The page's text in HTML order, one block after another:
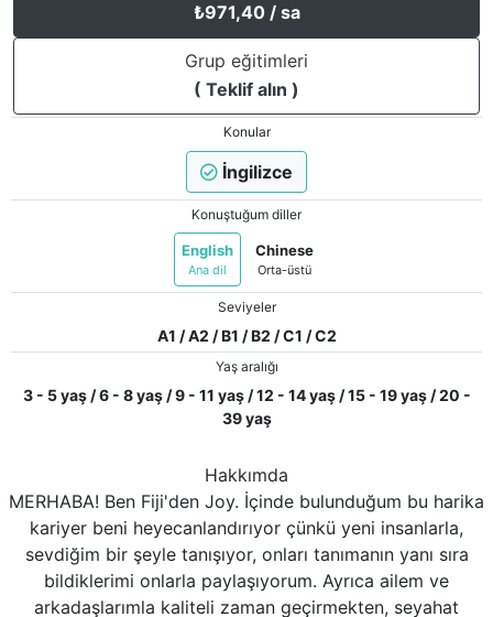
₺971,40/ sa
Grup eğitimleri
( Teklif alın )
Konular
İngilizce
Konuştuğum diller
English
Ana dil
Chinese
Orta-üstü
Seviyeler
A1 / A2 / B1 / B2 / C1 / C2
Yaş aralığı
3 - 5 yaş / 6 - 8 yaş / 9 - 11 yaş / 12 - 14 yaş / 15 - 19 yaş / 20 -
39 yaş
Hakkımda
MERHABA! Ben Fiji'den Joy. İçinde bulunduğum bu harika
kariyer beni heyecanlandırıyor çünkü yeni insanlarla,
sevdiğim bir şeyle tanışıyor, onları tanımanın yanı sıra
bildiklerimi onlarla paylaşıyorum. Ayrıca ailem ve
arkadaşlarımla kaliteli zaman geçirmekten, seyahat